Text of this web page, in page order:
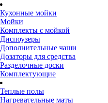
Кухонные мойки
Мойки
Комплекты с мойкой
Диспоузеры
Дополнительные чаши
Дозаторы для средства
Разделочные доски
Комплектующие
Теплые полы
Нагревательные маты